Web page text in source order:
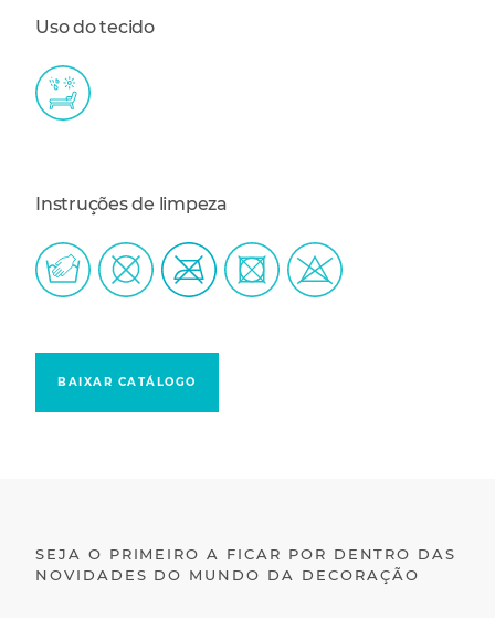
Uso do tecido
Instruções de limpeza
BAIXAR CATÁLOGO
SEJA O PRIMEIRO A FICAR POR DENTRO DAS
NOVIDADES DO MUNDO DA DECORAÇÃO